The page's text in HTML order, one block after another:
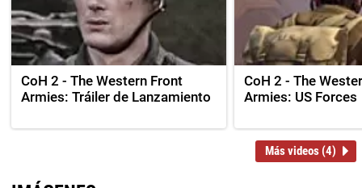
CoH 2 - The Western Front
Armies: Tráiler de Lanzamiento
CoH 2 - The
Armies: US Forces
Más videos (4)